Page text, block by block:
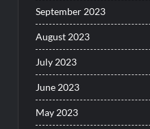
September 2023
August 2023
July 2023
June 2023
May 2023